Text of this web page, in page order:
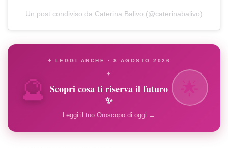
Un post condiviso da Caterina Balivo (@caterinabalivo)
🔮
✦ LEGGI ANCHE · 8 AGOSTO 2026
✦
Scopri cosa ti riserva il futuro
✨
Leggi il tuo Oroscopo di oggi →